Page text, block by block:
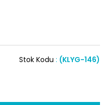
(KLYG-146)
Stok Kodu